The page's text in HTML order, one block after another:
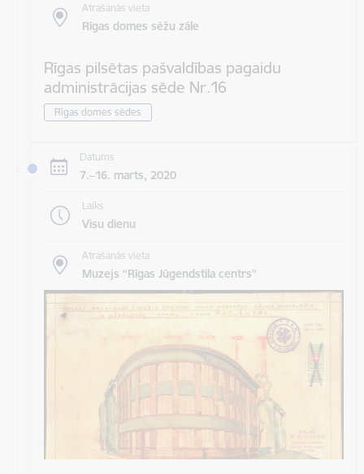
Atrašanās vieta
Rīgas domes sēžu zāle
Rīgas pilsētas pašvaldības pagaidu
administrācijas sēde Nr.16
Rīgas domes sēdes
Datums
7.–16. marts, 2020
Laiks
Visu dienu
Atrašanās vieta
Muzejs “Rīgas Jūgendstila centrs”